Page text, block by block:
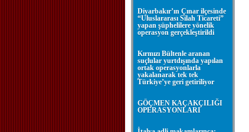
Diyarbakır’ın Çınar ilçesinde
“Uluslararası Silah Ticareti”
yapan şüphelilere yönelik
operasyon gerçekleştirildi
Kırmızı Bültenle aranan
suçlular yurtdışında yapılan
ortak operasyonlarla
yakalanarak tek tek
Türkiye’ye geri getiriliyor
GÖÇMEN KAÇAKÇILIĞI
OPERASYONLARI